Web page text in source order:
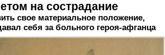
на сострадание
свое материальное положение,
себя за больного героя-афганца